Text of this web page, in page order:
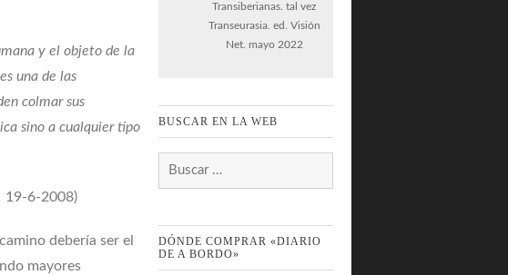
y el objeto de la
una de las
colmar sus
sino a cualquier tipo
19-6-2008)
debería ser el
mayores
Transiberianas. tal vez
Transeurasia. ed. Visión
Net. mayo 2022
BUSCAR EN LA WEB
Buscar:
DÓNDE COMPRAR «DIARIO
DE A BORDO»